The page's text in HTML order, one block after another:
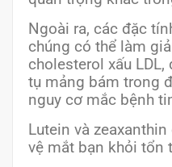
Ngoài ra, các đặc
chúng có thể làm
cholesterol xấu
tụ mảng bám trong
nguy cơ mắc bệnh
Lutein và
vệ mắt bạn khỏi tổn